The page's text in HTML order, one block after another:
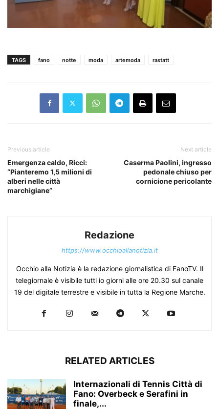
TAGS fano notte moda artemoda rastatt
Previous article
Emergenza caldo, Ricci:
“Pianteremo 1,5 milioni di
alberi nelle città
marchigiane”
Next article
Caserma Paolini, ingresso
pedonale chiuso per
cornicione pericolante
Redazione
https://www.occhioallanotizia.it
Occhio alla Notizia è la redazione giornalistica di FanoTV. Il
telegiornale è visibile tutti io giorni alle ore 20.30 sul canale
19 del digitale terrestre e visibile in tutta la Regione Marche.
RELATED ARTICLES
Internazionali di Tennis Città di
Fano: Overbeck e Serafini in
finale,...